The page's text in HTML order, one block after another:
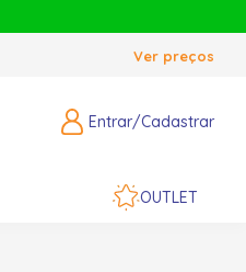
Ver preços
Entrar/Cadastrar
OUTLET